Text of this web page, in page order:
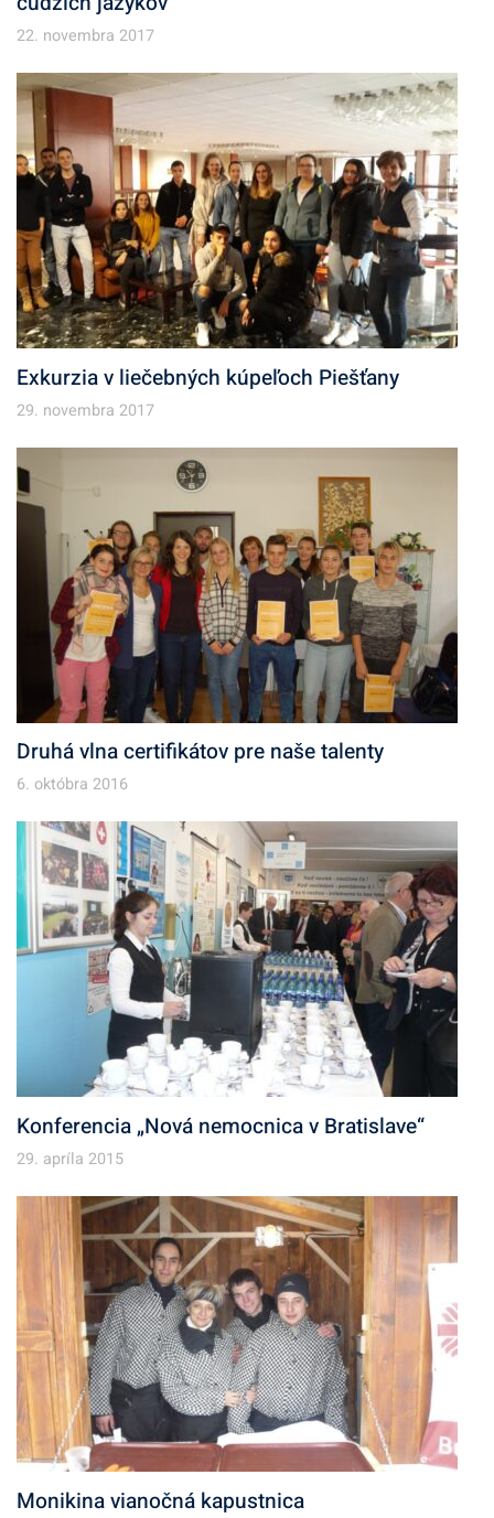
22. novembra 2017
Exkurzia v liečebných kúpeľoch Piešťany
29. novembra 2017
Druhá vlna certifikátov pre naše talenty
6. októbra 2016
Konferencia „Nová nemocnica v Bratislave“
29. apríla 2015
Monikina vianočná kapustnica